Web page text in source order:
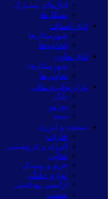
اتاق‌های مشترک
تشکل‌ها
اتاق اصناف
شهرستان‌ها
اتحادیه‌ها
اتاق تعاون
شهرستان‌ها
تعاونی‌ها
بازار پولی و مالی
بانک
بورس
بیمه
صنعت و انرژی
فلزات
انرژی و پتروشیمی
غذایی
چرم و پوشاک
لوازم خانگی
آرایشی بهداشتی
معدنی